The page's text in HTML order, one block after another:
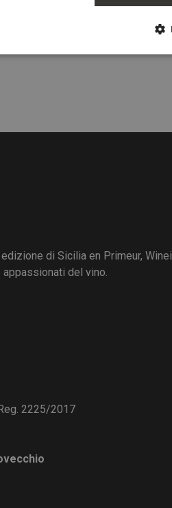
di Sicilia en Primeur,
del vino.
2225/2017